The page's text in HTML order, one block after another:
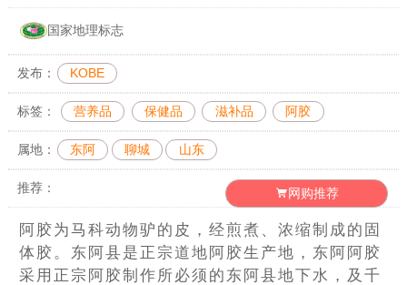
国家地理标志
发布： KOBE
标签： 营养品 保健品 滋补品 阿胶
属地： 东阿 聊城 山东
推荐： 网购推荐
阿胶为马科动物驴的皮，经煎煮、浓缩制成的固
体胶。东阿县是正宗道地阿胶生产地，东阿阿胶
采用正宗阿胶制作所必须的东阿县地下水，及千